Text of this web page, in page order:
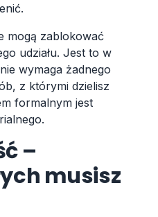
mogą zablokować
udziału. Jest to w
wymaga żadnego
z którymi dzielisz
formalnym jest
–
musisz